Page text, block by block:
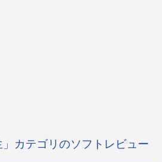
」カテゴリのソフトレビュー